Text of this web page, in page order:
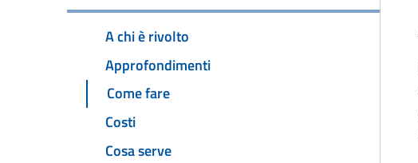
A chi è rivolto
Approfondimenti
Come fare
Costi
Cosa serve